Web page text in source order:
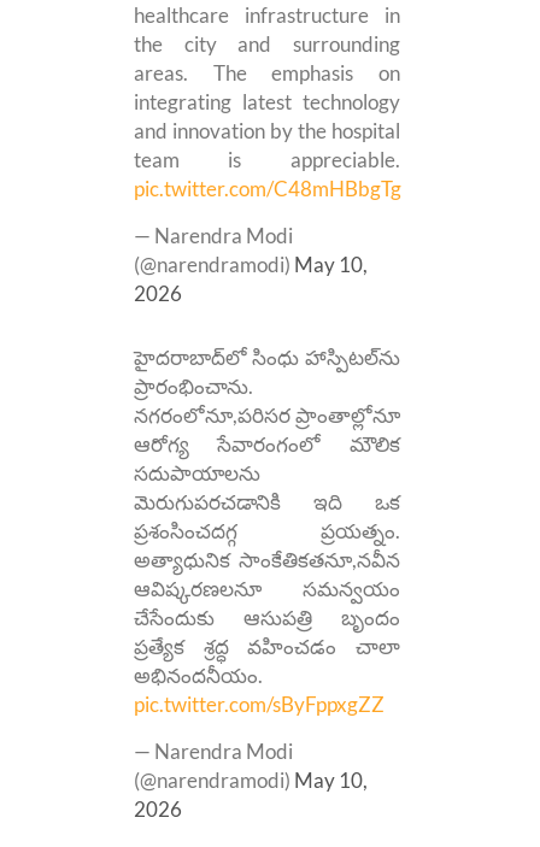
healthcare infrastructure in
the city and surrounding
areas. The emphasis on
integrating latest technology
and innovation by the hospital
team is appreciable.
pic.twitter.com/C48mHBbgTg
— Narendra Modi
(@narendramodi) May 10,
2026
హైదరాబాద్‌లో సింధు హాస్పిటల్‌ను
ప్రారంభించాను.
నగరంలోనూ,పరిసర ప్రాంతాల్లోనూ
ఆరోగ్య సేవారంగంలో మౌలిక
సదుపాయాలను
మెరుగుపరచడానికి ఇది ఒక
ప్రశంసించదగ్గ ప్రయత్నం.
అత్యాధునిక సాంకేతికతనూ,నవీన
ఆవిష్కరణలనూ సమన్వయం
చేసేందుకు ఆసుపత్రి బృందం
ప్రత్యేక శ్రద్ధ వహించడం చాలా
అభినందనీయం.
pic.twitter.com/sByFppxgZZ
— Narendra Modi
(@narendramodi) May 10,
2026